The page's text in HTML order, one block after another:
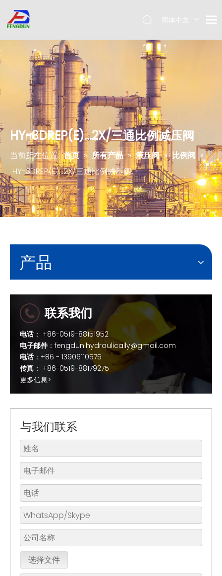
简体中文
English
HY-3DREP(E)...2X/三通比例减压阀
当前所在位置: 首页 » 所有产品 » 液压阀 » 比例阀 »
HY-3DREP(E)...2X/三通比例减压阀
产品
联系我们
电话： +86-0519-88151952
电子邮件： fengdun.hydraulically@gmail.com
电话：+86 - 13906110575
传真 ： +86-0519-88179275
更多信息>
与我们联系
选择文件